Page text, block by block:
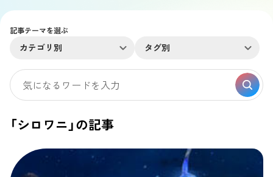
記事テーマを選ぶ
カテゴリ別 タグ別
「シロワニ」の記事